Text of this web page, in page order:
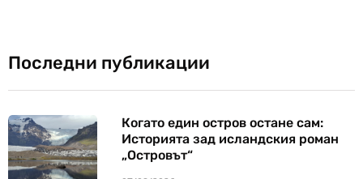
Последни публикации
Когато един остров остане сам:
Историята зад исландския роман
„Островът“